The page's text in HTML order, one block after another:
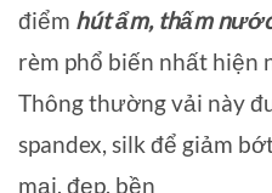
điểm hút ẩm, thấm
rèm phổ biến nhất hiện
Thông thường vải này
spandex, silk để giảm
mại, đẹp, bền